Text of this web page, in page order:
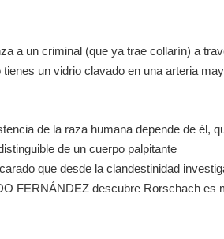
a un criminal (que ya trae collarín) a
un vidrio clavado en una arteria
de la raza humana depende de él,
de un cuerpo palpitante
que desde la clandestinidad
FERNÁNDEZ descubre Rorschach es